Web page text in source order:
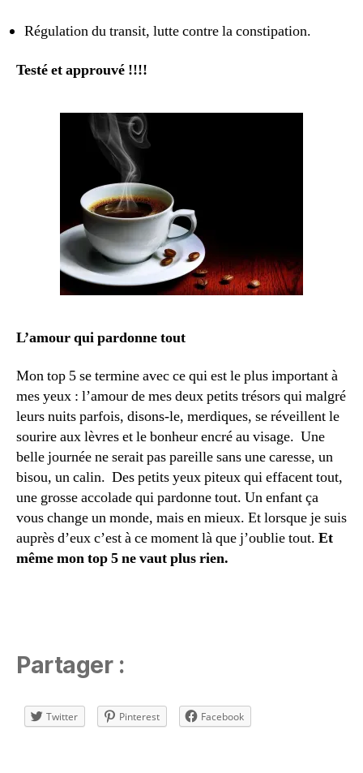
Régulation du transit, lutte contre la constipation.
Testé et approuvé !!!!
L’amour qui pardonne tout
Mon top 5 se termine avec ce qui est le plus important à
mes yeux : l’amour de mes deux petits trésors qui malgré
leurs nuits parfois, disons-le, merdiques, se réveillent le
sourire aux lèvres et le bonheur encré au visage. Une
belle journée ne serait pas pareille sans une caresse, un
bisou, un calin. Des petits yeux piteux qui effacent tout,
une grosse accolade qui pardonne tout. Un enfant ça
vous change un monde, mais en mieux. Et lorsque je suis
auprès d’eux c’est à ce moment là que j’oublie tout. Et
même mon top 5 ne vaut plus rien.
Partager :
Twitter Pinterest Facebook